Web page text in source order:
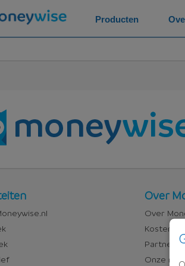
Producten
Over
Over
Over
Kosten
Partners
Onze